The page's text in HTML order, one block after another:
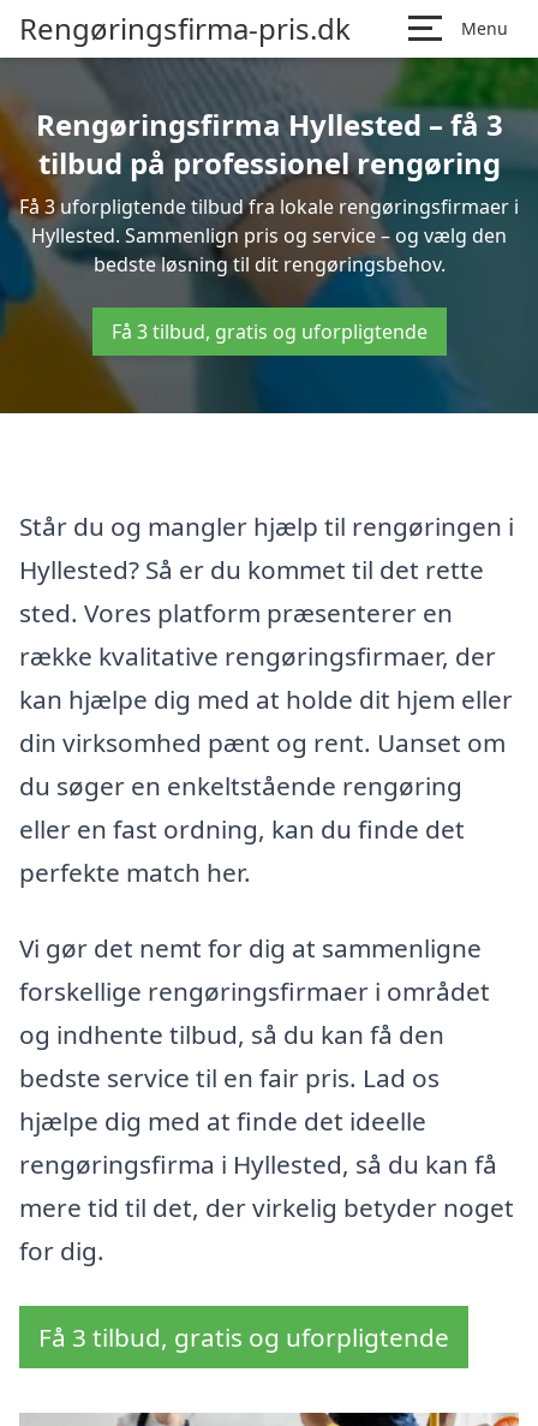
Rengøringsfirma-pris.dk Menu
Rengøringsfirma Hyllested – få 3
tilbud på professionel rengøring
Få 3 uforpligtende tilbud fra lokale rengøringsfirmaer i
Hyllested. Sammenlign pris og service – og vælg den
bedste løsning til dit rengøringsbehov.
Få 3 tilbud, gratis og uforpligtende
Står du og mangler hjælp til rengøringen i
Hyllested? Så er du kommet til det rette
sted. Vores platform præsenterer en
række kvalitative rengøringsfirmaer, der
kan hjælpe dig med at holde dit hjem eller
din virksomhed pænt og rent. Uanset om
du søger en enkeltstående rengøring
eller en fast ordning, kan du finde det
perfekte match her.
Vi gør det nemt for dig at sammenligne
forskellige rengøringsfirmaer i området
og indhente tilbud, så du kan få den
bedste service til en fair pris. Lad os
hjælpe dig med at finde det ideelle
rengøringsfirma i Hyllested, så du kan få
mere tid til det, der virkelig betyder noget
for dig.
Få 3 tilbud, gratis og uforpligtende